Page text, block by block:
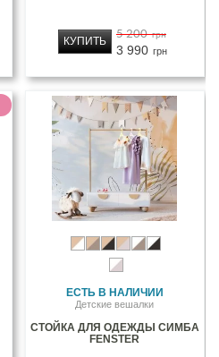
5 200 грн
3 990 грн
КУПИТЬ
ЕСТЬ В НАЛИЧИИ
Детские вешалки
СТОЙКА ДЛЯ ОДЕЖДЫ СИМБА
FENSTER